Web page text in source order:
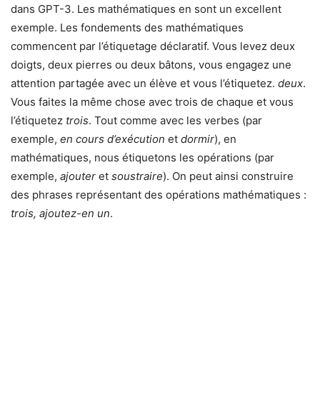
dans GPT-3. Les mathématiques en sont un excellent
exemple. Les fondements des mathématiques
commencent par l’étiquetage déclaratif. Vous levez deux
doigts, deux pierres ou deux bâtons, vous engagez une
attention partagée avec un élève et vous l’étiquetez. deux.
Vous faites la même chose avec trois de chaque et vous
l’étiquetez trois. Tout comme avec les verbes (par
exemple, en cours d’exécution et dormir), en
mathématiques, nous étiquetons les opérations (par
exemple, ajouter et soustraire). On peut ainsi construire
des phrases représentant des opérations mathématiques :
trois, ajoutez-en un.